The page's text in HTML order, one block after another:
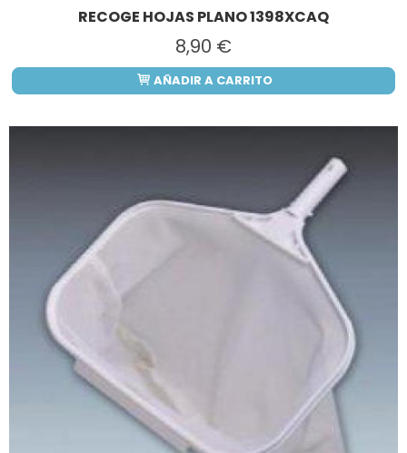
RECOGE HOJAS PLANO 1398XCAQ
8,90 €
AÑADIR A CARRITO